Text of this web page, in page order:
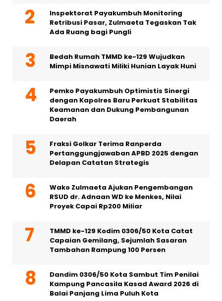
Inspektorat Payakumbuh Monitoring
Retribusi Pasar, Zulmaeta Tegaskan Tak
Ada Ruang bagi Pungli
Bedah Rumah TMMD ke-129 Wujudkan
Mimpi Misnawati Miliki Hunian Layak Huni
Pemko Payakumbuh Optimistis Sinergi
dengan Kapolres Baru Perkuat Stabilitas
Keamanan dan Dukung Pembangunan
Daerah
Fraksi Golkar Terima Ranperda
Pertanggungjawaban APBD 2025 dengan
Delapan Catatan Strategis
Wako Zulmaeta Ajukan Pengembangan
RSUD dr. Adnaan WD ke Menkes, Nilai
Proyek Capai Rp200 Miliar
TMMD ke-129 Kodim 0306/50 Kota Catat
Capaian Gemilang, Sejumlah Sasaran
Tambahan Rampung 100 Persen
Dandim 0306/50 Kota Sambut Tim Penilai
Kampung Pancasila Kasad Award 2026 di
Balai Panjang Lima Puluh Kota